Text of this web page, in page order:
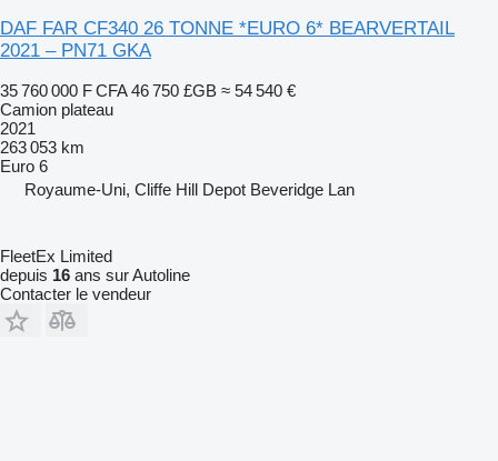
DAF FAR CF340 26 TONNE *EURO 6* BEARVERTAIL
2021 – PN71 GKA
35 760 000 F CFA 46 750 £GB ≈ 54 540 €
Camion plateau
2021
263 053 km
Euro 6
Royaume-Uni, Cliffe Hill Depot Beveridge Lan
FleetEx Limited
depuis 16 ans sur Autoline
Contacter le vendeur